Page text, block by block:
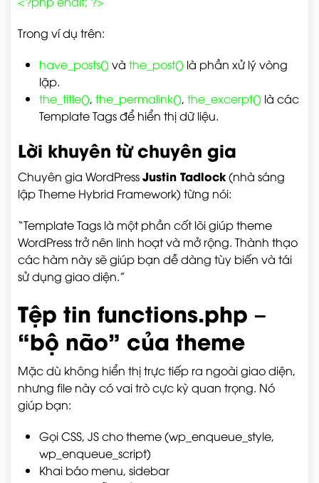
Trong ví dụ trên:
have_posts()và the_post() là phần xử lý vòng
lặp.
the_title(), the_permalink(), the_excerpt() là các
Template Tags để hiển thị dữ liệu.
Lời khuyên từ chuyên gia
Chuyên gia WordPressJustin Tadlock(nhà sáng
lập Theme Hybrid Framework) từng nói:
“Template Tags là một phần cốt lõi giúp theme
WordPress trở nên linh hoạt và mở rộng. Thành thạo
các hàm này sẽ giúp bạn dễ dàng tùy biến và tái
sử dụng giao diện.”
Tệp tin functions.php –
“bộ não” của theme
Mặc dù không hiển thị trực tiếp ra ngoài giao diện,
nhưng file này có vai trò cực kỳ quan trọng. Nó
giúp bạn:
Gọi CSS, JS cho theme (wp_enqueue_style,
wp_enqueue_script)
Khai báo menu, sidebar